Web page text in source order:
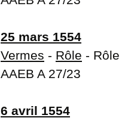
25 mars 1554
Vermes - Rôle -
AAEB A 27/23
6 avril 1554